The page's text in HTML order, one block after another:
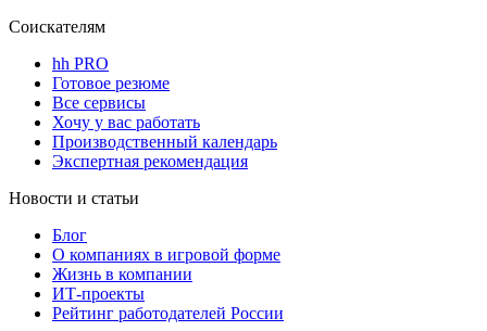
Соискателям
hh PRO
Готовое резюме
Все сервисы
Хочу у вас работать
Производственный календарь
Экспертная рекомендация
Новости и статьи
Блог
О компаниях в игровой форме
Жизнь в компании
ИТ-проекты
Рейтинг работодателей России